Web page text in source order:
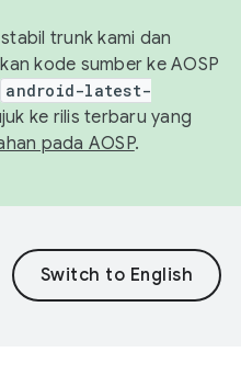
trunk kami dan
kode sumber ke AOSP
android-latest-
ke rilis terbaru yang
pada AOSP.